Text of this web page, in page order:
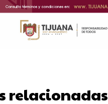
relacionadas